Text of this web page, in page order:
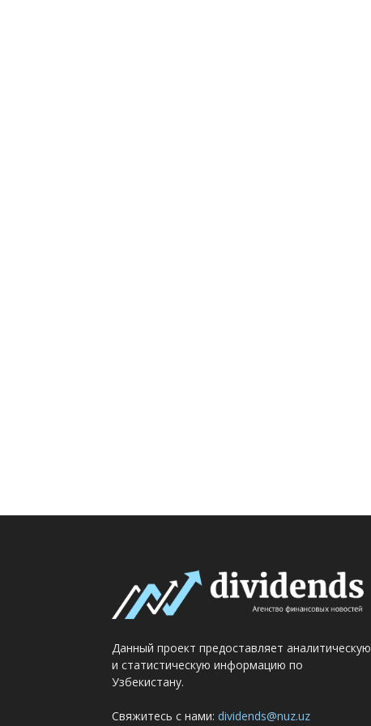
Данный проект предоставляет аналитическую
и статистическую информацию по
Узбекистану.
Свяжитесь с нами: dividends@nuz.uz